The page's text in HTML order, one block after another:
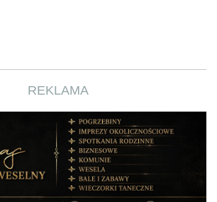
REKLAMA